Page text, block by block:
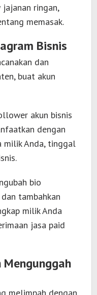
ringan,
memasak.
Bisnis
dan
buat akun
akun bisnis
dengan
milik Anda, tinggal
bio
tambahkan
milik Anda
jasa paid
melimpah dengan